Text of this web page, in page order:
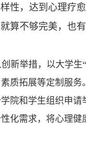
性，达到心理疗
算不够完美，也
新举措，以大学
质拓展等定制服务
院和学生组织申请
化需求，将心理健